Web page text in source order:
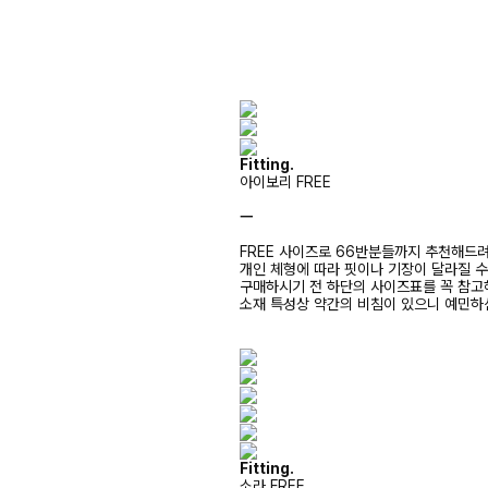
Fitting.
아이보리 FREE
ㅡ
FREE 사이즈로 66반분들까지 추천해드
개인 체형에 따라 핏이나 기장이 달라질
구매하시기 전 하단의 사이즈표를 꼭 참고
소재 특성상 약간의 비침이 있으니 예민
Fitting.